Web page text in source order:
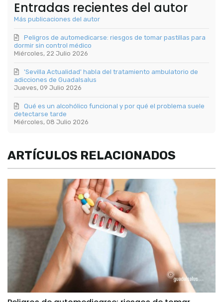
Entradas recientes del autor
Más publicaciones del autor
Miércoles, 22 Julio 2026
Peligros de automedicarse: riesgos de tomar pastillas para
dormir sin control médico
Jueves, 09 Julio 2026
'Sevilla Actualidad' habla del tratamiento ambulatorio de
adicciones de Guadalsalus
Miércoles, 08 Julio 2026
Qué es un alcohólico funcional y por qué el problema suele
detectarse tarde
ARTÍCULOS RELACIONADOS